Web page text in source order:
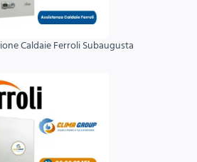
Caldaie Ferroli Subaugusta